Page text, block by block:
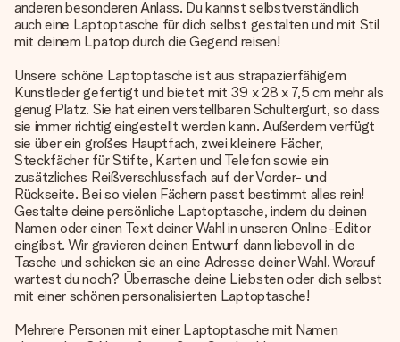
anderen besonderen Anlass. Du kannst selbstverständlich
auch eine Laptoptasche für dich selbst gestalten und mit Stil
mit deinem Lpatop durch die Gegend reisen!
Unsere schöne Laptoptasche ist aus strapazierfähigem
Kunstleder gefertigt und bietet mit 39 x 28 x 7,5 cm mehr als
genug Platz. Sie hat einen verstellbaren Schultergurt, so dass
sie immer richtig eingestellt werden kann. Außerdem verfügt
sie über ein großes Hauptfach, zwei kleinere Fächer,
Steckfächer für Stifte, Karten und Telefon sowie ein
zusätzliches Reißverschlussfach auf der Vorder- und
Rückseite. Bei so vielen Fächern passt bestimmt alles rein!
Gestalte deine persönliche Laptoptasche, indem du deinen
Namen oder einen Text deiner Wahl in unseren Online-Editor
eingibst. Wir gravieren deinen Entwurf dann liebevoll in die
Tasche und schicken sie an eine Adresse deiner Wahl. Worauf
wartest du noch? Überrasche deine Liebsten oder dich selbst
mit einer schönen personalisierten Laptoptasche!
Mehrere Personen mit einer Laptoptasche mit Namen